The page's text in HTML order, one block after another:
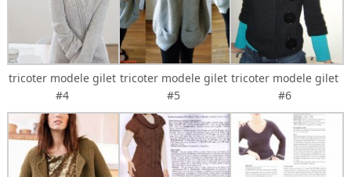
tricoter modele gilet
#4
tricoter modele gilet
#5
tricoter modele gilet
#6